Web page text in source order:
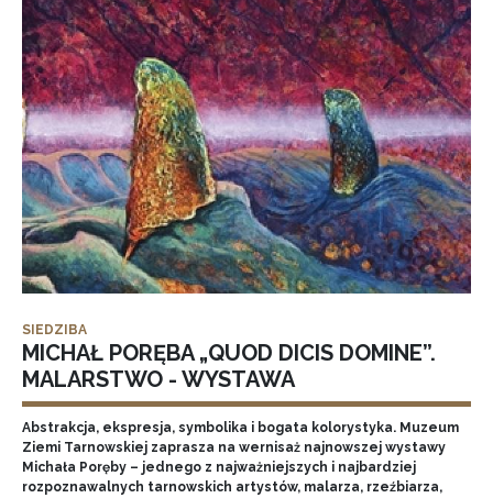
SIEDZIBA
MICHAŁ PORĘBA „QUOD DICIS DOMINE”.
MALARSTWO - WYSTAWA
Abstrakcja, ekspresja, symbolika i bogata kolorystyka. Muzeum
Ziemi Tarnowskiej zaprasza na wernisaż najnowszej wystawy
Michała Poręby – jednego z najważniejszych i najbardziej
rozpoznawalnych tarnowskich artystów, malarza, rzeźbiarza,